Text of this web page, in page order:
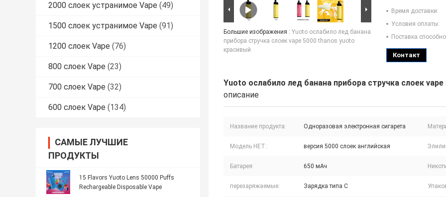
2000 слоек устранимое Vape (49)
1500 слоек устранимое Vape (91)
1200 слоек Vape (76)
800 слоек Vape (23)
700 слоек Vape (32)
600 слоек Vape (134)
САМЫЕ ЛУЧШИЕ
ПРОДУКТЫ
15 Flavors Yuoto Lens 50000 Puffs
Rechargeable Disposable Vape
Большие изображения : Yuoto ослабило лед банана
прибора стручка слоек vape 5000 thanos yuoto
красивый
Время доставки:
Условия оплаты:
Поставка
Контакт
Yuoto ослабило лед банана прибора стручка слоек
описание
Название продукта: Одноразовая электронная сигарета
Модель НЕТ.: версия 5000 слоек английская
Батарея: 650 мАч
перезаряжаемые: Зарядка типа C